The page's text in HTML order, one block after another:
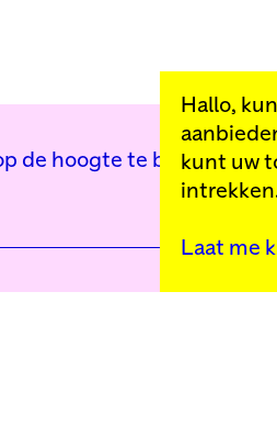
de hoogte te blijven van
Hallo,
kunt uw
Laat me